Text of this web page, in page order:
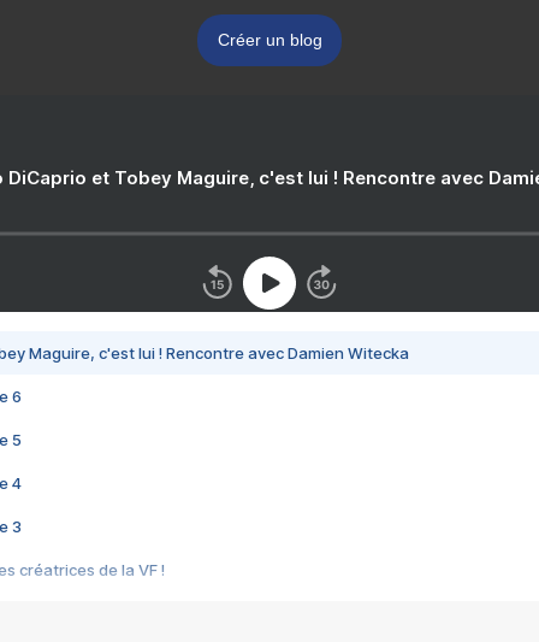
Créer un blog
DiCaprio et Tobey Maguire, c'est lui ! Rencontre avec
Maguire, c'est lui ! Rencontre avec Damien Witecka
6
5
4
3
créatrices de la VF !